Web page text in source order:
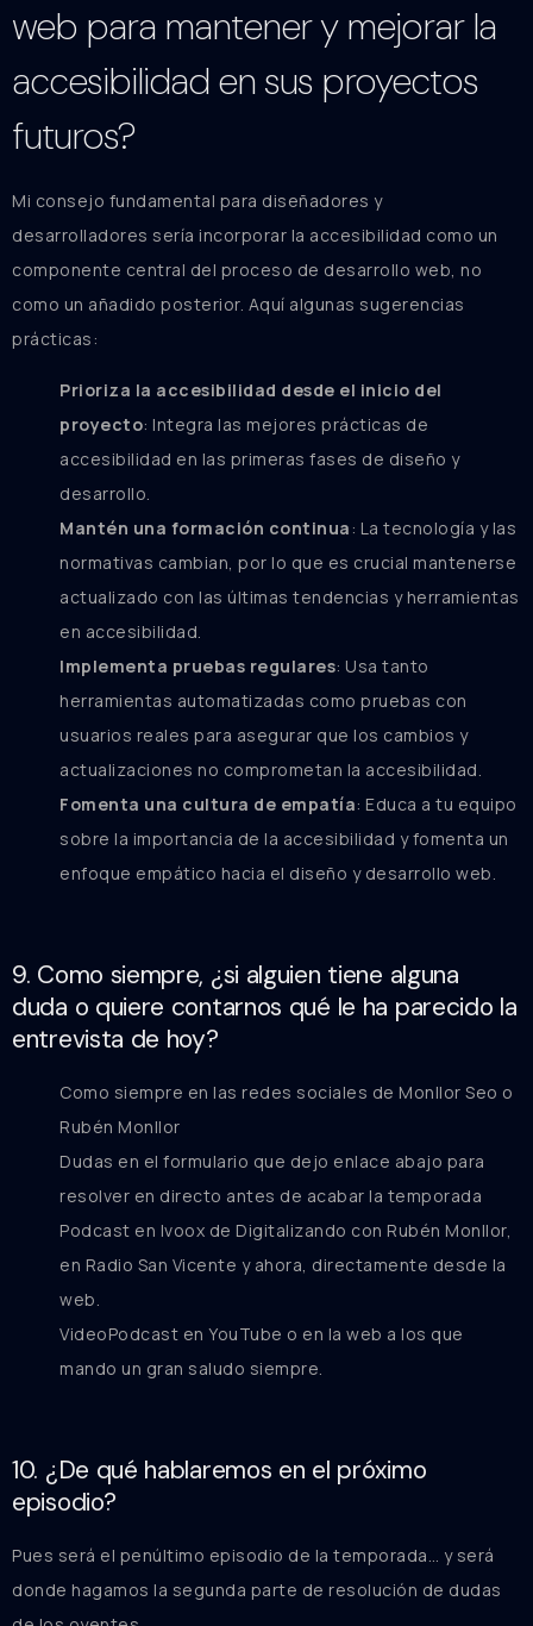
web para mantener y mejorar la
accesibilidad en sus proyectos
futuros?
Mi consejo fundamental para diseñadores y
desarrolladores sería incorporar la accesibilidad como un
componente central del proceso de desarrollo web, no
como un añadido posterior. Aquí algunas sugerencias
prácticas:
Prioriza la accesibilidad desde el inicio del
proyecto: Integra las mejores prácticas de
accesibilidad en las primeras fases de diseño y
desarrollo.
Mantén una formación continua : La tecnología y las
normativas cambian, por lo que es crucial mantenerse
actualizado con las últimas tendencias y herramientas
en accesibilidad.
Implementa pruebas regulares: Usa tanto
herramientas automatizadas como pruebas con
usuarios reales para asegurar que los cambios y
actualizaciones no comprometan la accesibilidad.
Fomenta una cultura de empatía: Educa a tu equipo
sobre la importancia de la accesibilidad y fomenta un
enfoque empático hacia el diseño y desarrollo web.
9. Como siempre, ¿si alguien tiene alguna
duda o quiere contarnos qué le ha parecido la
entrevista de hoy?
Como siempre en las redes sociales de Monllor Seo o
Rubén Monllor
Dudas en el formulario que dejo enlace abajo para
resolver en directo antes de acabar la temporada
Podcast en Ivoox de Digitalizando con Rubén Monllor,
en Radio San Vicente y ahora, directamente desde la
web.
VideoPodcast en YouTube o en la web a los que
mando un gran saludo siempre.
10. ¿De qué hablaremos en el próximo
episodio?
Pues será el penúltimo episodio de la temporada… y será
donde hagamos la segunda parte de resolución de dudas